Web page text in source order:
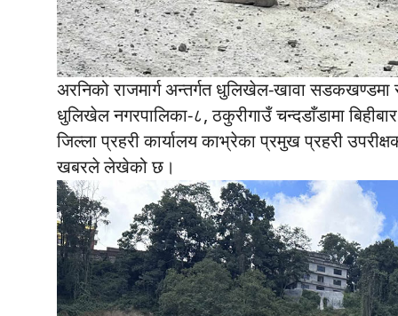
अरनिको राजमार्ग अन्तर्गत धुलिखेल-खावा
धुलिखेल नगरपालिका-८, ठकुरीगाउँ चन्दडाँडामा
जिल्ला प्रहरी कार्यालय काभ्रेका प्रमुख प्रहरी
खबरले लेखेको छ।